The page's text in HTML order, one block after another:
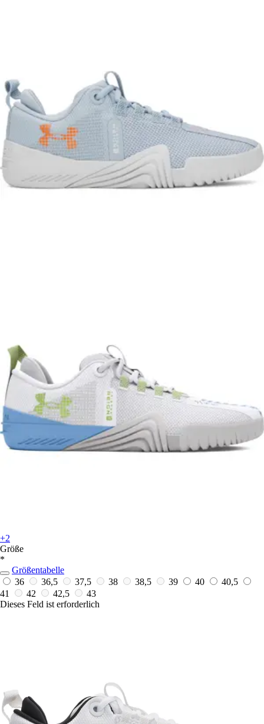
+2
Größe
*
Größentabelle
36
36,5 37,5 38 38,5 39 40
40,5
41
42 42,5
43
Dieses Feld ist erforderlich